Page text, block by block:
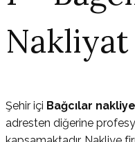
Nakliyat
Şehir içi Bağcılar nakliye
adresten diğerine